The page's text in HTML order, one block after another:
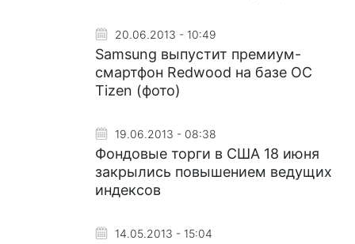
20.06.2013 - 10:49
Samsung выпустит премиум-
смартфон Redwood на базе ОС
Tizen (фото)
19.06.2013 - 08:38
Фондовые торги в США 18 июня
закрылись повышением ведущих
индексов
14.05.2013 - 15:04